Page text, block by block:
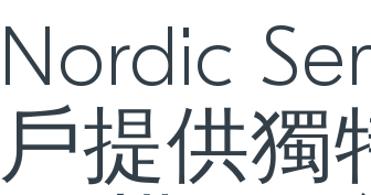
Nordic
戶提供獨